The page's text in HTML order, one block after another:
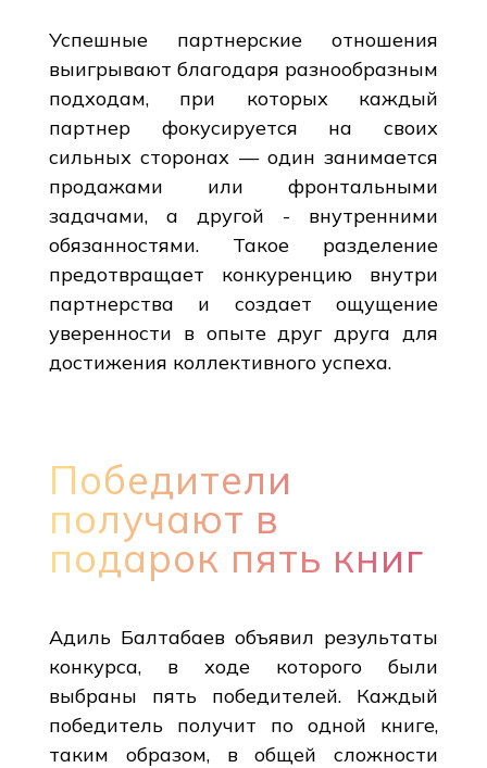
Успешные партнерские отношения
выигрывают благодаря разнообразным
подходам, при которых каждый
партнер фокусируется на своих
сильных сторонах — один занимается
продажами или фронтальными
задачами, а другой - внутренними
обязанностями. Такое разделение
предотвращает конкуренцию внутри
партнерства и создает ощущение
уверенности в опыте друг друга для
достижения коллективного успеха.
Победители
получают в
подарок пять книг
Адиль Балтабаев объявил результаты
конкурса, в ходе которого были
выбраны пять победителей. Каждый
победитель получит по одной книге,
таким образом, в общей сложности